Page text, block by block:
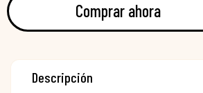
Comprar ahora
Descripción